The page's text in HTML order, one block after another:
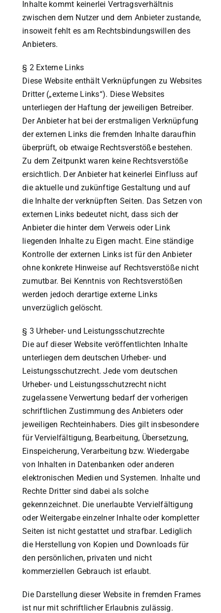
Inhalte kommt keinerlei Vertragsverhältnis
zwischen dem Nutzer und dem Anbieter zustande,
insoweit fehlt es am Rechtsbindungswillen des
Anbieters.
§ 2 Externe Links
Diese Website enthält Verknüpfungen zu Websites
Dritter („externe Links“). Diese Websites
unterliegen der Haftung der jeweiligen Betreiber.
Der Anbieter hat bei der erstmaligen Verknüpfung
der externen Links die fremden Inhalte daraufhin
überprüft, ob etwaige Rechtsverstöße bestehen.
Zu dem Zeitpunkt waren keine Rechtsverstöße
ersichtlich. Der Anbieter hat keinerlei Einfluss auf
die aktuelle und zukünftige Gestaltung und auf
die Inhalte der verknüpften Seiten. Das Setzen von
externen Links bedeutet nicht, dass sich der
Anbieter die hinter dem Verweis oder Link
liegenden Inhalte zu Eigen macht. Eine ständige
Kontrolle der externen Links ist für den Anbieter
ohne konkrete Hinweise auf Rechtsverstöße nicht
zumutbar. Bei Kenntnis von Rechtsverstößen
werden jedoch derartige externe Links
unverzüglich gelöscht.
§ 3 Urheber- und Leistungsschutzrechte
Die auf dieser Website veröffentlichten Inhalte
unterliegen dem deutschen Urheber- und
Leistungsschutzrecht. Jede vom deutschen
Urheber- und Leistungsschutzrecht nicht
zugelassene Verwertung bedarf der vorherigen
schriftlichen Zustimmung des Anbieters oder
jeweiligen Rechteinhabers. Dies gilt insbesondere
für Vervielfältigung, Bearbeitung, Übersetzung,
Einspeicherung, Verarbeitung bzw. Wiedergabe
von Inhalten in Datenbanken oder anderen
elektronischen Medien und Systemen. Inhalte und
Rechte Dritter sind dabei als solche
gekennzeichnet. Die unerlaubte Vervielfältigung
oder Weitergabe einzelner Inhalte oder kompletter
Seiten ist nicht gestattet und strafbar. Lediglich
die Herstellung von Kopien und Downloads für
den persönlichen, privaten und nicht
kommerziellen Gebrauch ist erlaubt.
Die Darstellung dieser Website in fremden Frames
ist nur mit schriftlicher Erlaubnis zulässig.